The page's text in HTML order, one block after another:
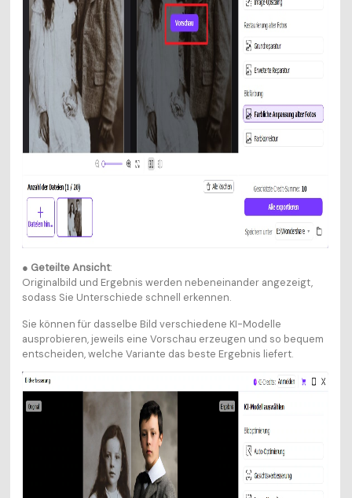
● Geteilte Ansicht:
Originalbild und Ergebnis werden nebeneinander angezeigt,
sodass Sie Unterschiede schnell erkennen.
Sie können für dasselbe Bild verschiedene KI-Modelle
ausprobieren, jeweils eine Vorschau erzeugen und so bequem
entscheiden, welche Variante das beste Ergebnis liefert.